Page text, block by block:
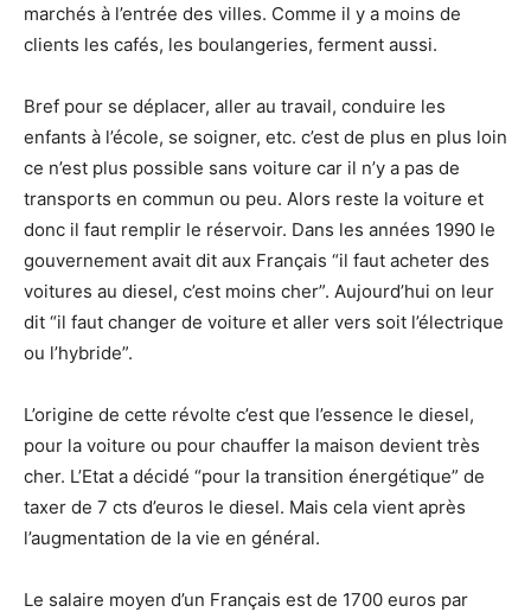
marchés à l’entrée des villes. Comme il y a moins de
clients les cafés, les boulangeries, ferment aussi.
Bref pour se déplacer, aller au travail, conduire les
enfants à l’école, se soigner, etc. c’est de plus en plus loin
ce n’est plus possible sans voiture car il n’y a pas de
transports en commun ou peu. Alors reste la voiture et
donc il faut remplir le réservoir. Dans les années 1990 le
gouvernement avait dit aux Français “il faut acheter des
voitures au diesel, c’est moins cher”. Aujourd’hui on leur
dit “il faut changer de voiture et aller vers soit l’électrique
ou l’hybride”.
L’origine de cette révolte c’est que l’essence le diesel,
pour la voiture ou pour chauffer la maison devient très
cher. L’Etat a décidé “pour la transition énergétique” de
taxer de 7 cts d’euros le diesel. Mais cela vient après
l’augmentation de la vie en général.
Le salaire moyen d’un Français est de 1700 euros par